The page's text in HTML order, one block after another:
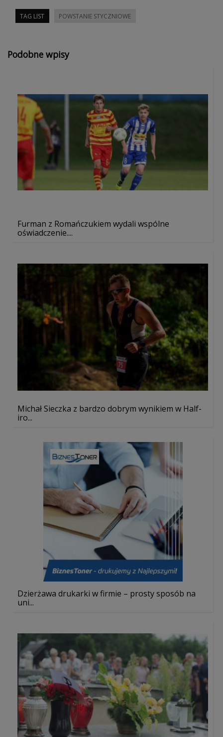
TAG LIST POWSTANIE STYCZNIOWE
Podobne wpisy
Furman z Romańczukiem wydali wspólne
oświadczenie....
Michał Sieczka z bardzo dobrym wynikiem w Half-
iro...
Dzierżawa drukarki w firmie – prosty sposób na
uni...